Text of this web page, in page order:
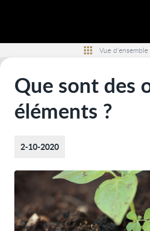
Vue d'ensemble
Que sont des
éléments ?
2-10-2020